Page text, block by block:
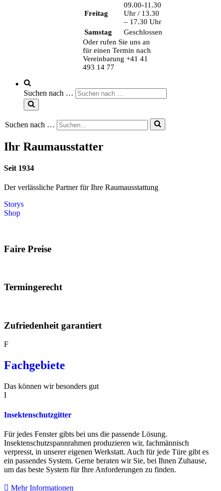
Freitag
09.00-11.30
Uhr / 13.30
– 17.30 Uhr
Samstag
Geschlossen
Oder rufen Sie uns an
für einen Termin nach
Vereinbarung +41 41
493 14 77
Suchen nach …
Suchen nach …
Ihr Raumausstatter
Seit 1934
Der verlässliche Partner für Ihre Raumausstattung
Storys
Shop
Faire Preise
Termingerecht
Zufriedenheit garantiert
F
Fachgebiete
Das können wir besonders gut
I
Insektenschutzgitter
Für jedes Fenster gibts bei uns die passende Lösung.
Insektenschutzspannrahmen produzieren wir, fachmännisch
verpresst, in unserer eigenen Werkstatt. Auch für jede Türe gibt es
ein passendes System. Gerne beraten wir Sie, bei Ihnen Zuhause,
um das beste System für Ihre Anforderungen zu finden.
Mehr Informationen